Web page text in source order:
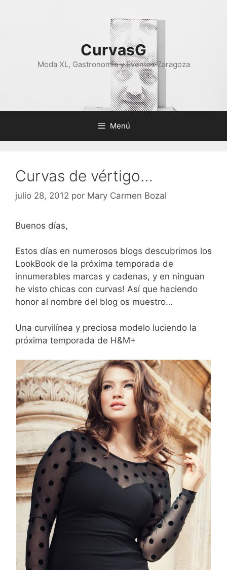
CurvasG
Moda XL, Gastronomía y Eventos Zaragoza
Menú
Curvas de vértigo…
julio 28, 2012 por Mary Carmen Bozal
Buenos días,
Estos días en numerosos blogs descubrimos los
LookBook de la próxima temporada de
innumerables marcas y cadenas, y en ninguan
he visto chicas con curvas! Así que haciendo
honor al nombre del blog os muestro…
Una curvilínea y preciosa modelo luciendo la
próxima temporada de H&M+